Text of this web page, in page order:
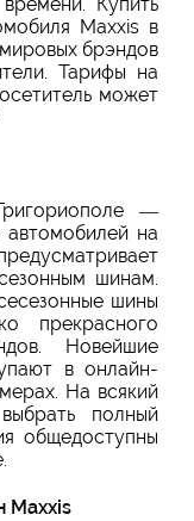
Maxxis в
брэндов
Тарифы на
может
—
на
шинам.
шины
прекрасного
Новейшие
в онлайн-
На всякий
полный
общедоступны
Maxxis